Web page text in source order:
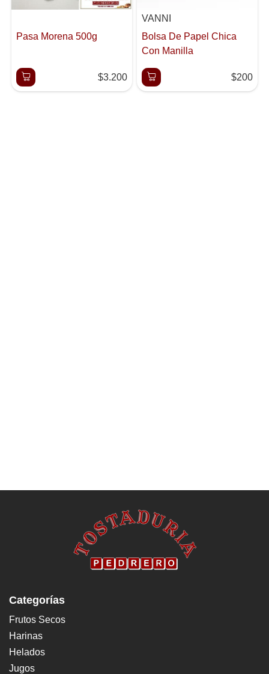
Pasa Morena 500g
$3.200
VANNI
Bolsa De Papel Chica
Con Manilla
$200
Categorías
Frutos Secos
Harinas
Helados
Jugos